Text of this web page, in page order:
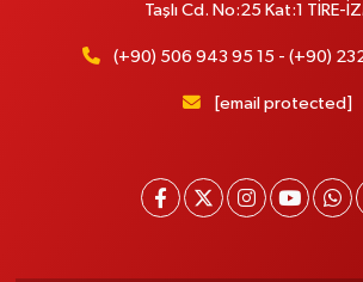
Taşlı Cd. No:25 Kat:1 TİRE-
(+90) 506 943 95 15 - (+90)
[email protected]